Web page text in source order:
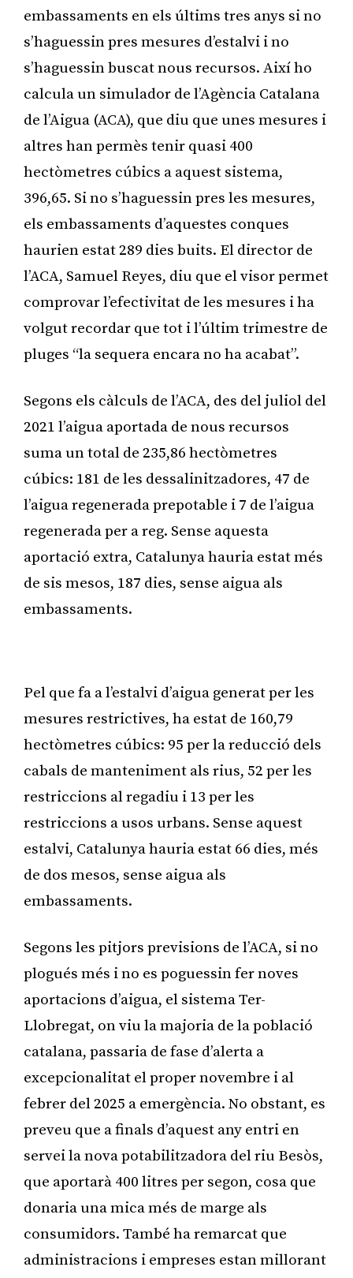
embassaments en els últims tres anys si no
s’haguessin pres mesures d’estalvi i no
s’haguessin buscat nous recursos. Així ho
calcula un simulador de l’Agència Catalana
de l’Aigua (ACA), que diu que unes mesures i
altres han permès tenir quasi 400
hectòmetres cúbics a aquest sistema,
396,65. Si no s’haguessin pres les mesures,
els embassaments d’aquestes conques
haurien estat 289 dies buits. El director de
l’ACA, Samuel Reyes, diu que el visor permet
comprovar l’efectivitat de les mesures i ha
volgut recordar que tot i l’últim trimestre de
pluges “la sequera encara no ha acabat”.
Segons els càlculs de l’ACA, des del juliol del
2021 l’aigua aportada de nous recursos
suma un total de 235,86 hectòmetres
cúbics: 181 de les dessalinitzadores, 47 de
l’aigua regenerada prepotable i 7 de l’aigua
regenerada per a reg. Sense aquesta
aportació extra, Catalunya hauria estat més
de sis mesos, 187 dies, sense aigua als
embassaments.
Pel que fa a l’estalvi d’aigua generat per les
mesures restrictives, ha estat de 160,79
hectòmetres cúbics: 95 per la reducció dels
cabals de manteniment als rius, 52 per les
restriccions al regadiu i 13 per les
restriccions a usos urbans. Sense aquest
estalvi, Catalunya hauria estat 66 dies, més
de dos mesos, sense aigua als
embassaments.
Segons les pitjors previsions de l’ACA, si no
plogués més i no es poguessin fer noves
aportacions d’aigua, el sistema Ter-
Llobregat, on viu la majoria de la població
catalana, passaria de fase d’alerta a
excepcionalitat el proper novembre i al
febrer del 2025 a emergència. No obstant, es
preveu que a finals d’aquest any entri en
servei la nova potabilitzadora del riu Besòs,
que aportarà 400 litres per segon, cosa que
donaria una mica més de marge als
consumidors. També ha remarcat que
administracions i empreses estan millorant